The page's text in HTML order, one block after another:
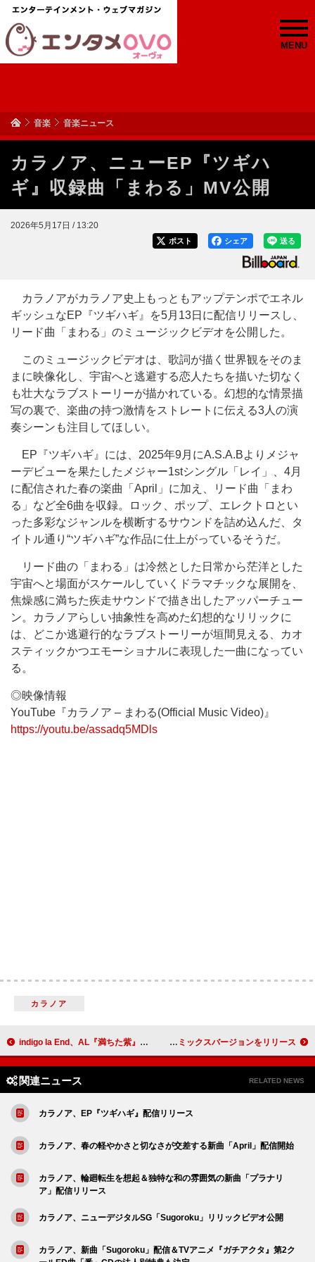
MENU
音楽 音楽ニュース
カラノア、ニューEP『ツギハ
ギ』収録曲「まわる」MV公開
2026年5月17日 / 13:20
送る
シェア
ポスト
カラノアがカラノア史上もっともアップテンポでエネル
ギッシュなEP『ツギハギ』を5月13日に配信リリースし、
リード曲「まわる」のミュージックビデオを公開した。
このミュージックビデオは、歌詞が描く世界観をそのま
まに映像化し、宇宙へと逃避する恋人たちを描いた切なく
も壮大なラブストーリーが描かれている。幻想的な情景描
写の裏で、楽曲の持つ激情をストレートに伝える3人の演
奏シーンも注目してほしい。
EP『ツギハギ』には、2025年9月にA.S.A.Bよりメジャ
ーデビューを果たしたメジャー1stシングル「レイ」、4月
に配信された春の楽曲「April」に加え、リード曲「まわ
る」など全6曲を収録。ロック、ポップ、エレクトロとい
った多彩なジャンルを横断するサウンドを詰め込んだ、タ
イトル通り“ツギハギ”な作品に仕上がっているそうだ。
リード曲の「まわる」は冷然とした日常から茫洋とした
宇宙へと場面がスケールしていくドラマチックな展開を、
焦燥感に満ちた疾走サウンドで描き出したアッパーチュー
ン。カラノアらしい抽象性を高めた幻想的なリリックに
は、どこか逃避行的なラブストーリーが垣間見える、カオ
スティックかつエモーショナルに表現した一曲になってい
る。
◎映像情報
YouTube『カラノア – まわる(Official Music Video)』
https://youtu.be/assadq5MDls
カラノア
indigo la End、AL『満ちた紫』収録楽曲「ワールプール」MV公開 ぼっちぼろまる、TVアニメ『逃げ上手の若君』EDテーマ「鎌倉STYLE」リミックスバージョンをリリース
関連ニュース RELATED NEWS
カラノア、EP『ツギハギ』配信リリース
カラノア、春の軽やかさと切なさが交差する新曲「April」配信開始
カラノア、輪廻転生を想起＆独特な和の雰囲気の新曲「プラナリ
ア」配信リリース
カラノア、ニューデジタルSG「Sugoroku」リリックビデオ公開
カラノア、新曲「Sugoroku」配信＆TVアニメ『ガチアクタ』第2ク